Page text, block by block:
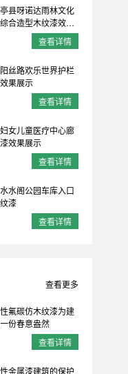
县呀诺达雨林文化
合造型木纹漆效果
查看详情
丝路欢乐世界护栏
果展示
查看详情
女儿童医疗中心廊
效果展示
查看详情
水阁公园车库入口
漆
查看详情
查看更多
氟碳仿木纹漆为建
份春意盎然
查看详情
金属漆建筑的保护